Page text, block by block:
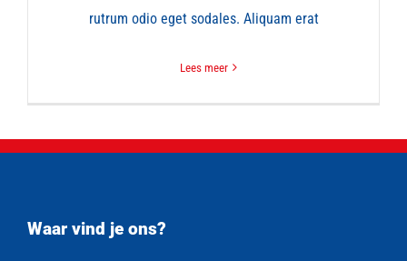
rutrum odio eget sodales. Aliquam erat
Lees meer
Waar vind je ons?